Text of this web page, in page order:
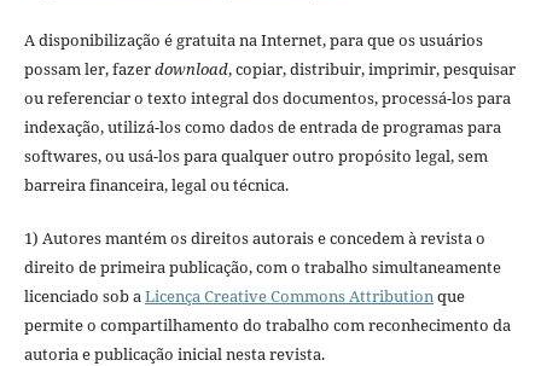
A disponibilização é gratuita na Internet, para que os usuários
possam ler, fazerdownload, copiar, distribuir, imprimir, pesquisar
ou referenciar o texto integral dos documentos, processá-los para
indexação, utilizá-los como dados de entrada de programas para
softwares, ou usá-los para qualquer outro propósito legal, sem
barreira financeira, legal ou técnica.
1) Autores mantém os direitos autorais e concedem à revista o
direito de primeira publicação, com o trabalho simultaneamente
licenciado sob a Licença Creative Commons Attribution que
permite o compartilhamento do trabalho com reconhecimento da
autoria e publicação inicial nesta revista.